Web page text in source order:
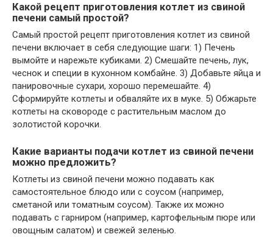
Какой рецепт приготовления котлет из свиной
печени самый простой?
Самый простой рецепт приготовления котлет из свиной
печени включает в себя следующие шаги: 1) Печень
вымойте и нарежьте кубиками. 2) Смешайте печень, лук,
чеснок и специи в кухонном комбайне. 3) Добавьте яйца и
панировочные сухари, хорошо перемешайте. 4)
Сформируйте котлеты и обваляйте их в муке. 5) Обжарьте
котлеты на сковороде с растительным маслом до
золотистой корочки.
Какие варианты подачи котлет из свиной печени
можно предложить?
Котлеты из свиной печени можно подавать как
самостоятельное блюдо или с соусом (например,
сметаной или томатным соусом). Также их можно
подавать с гарниром (например, картофельным пюре или
овощным салатом) и свежей зеленью.